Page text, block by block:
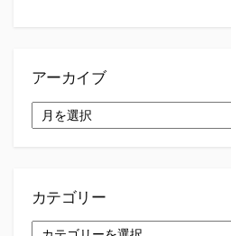
アーカイブ
ー
カテゴリー